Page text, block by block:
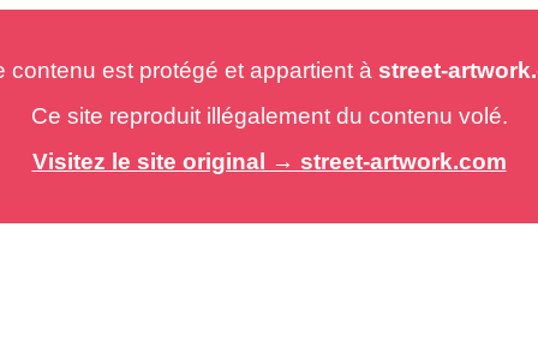
est protégé et appartient à street-
Ce site reproduit illégalement du contenu volé.
Visitez le site original → street-artwork.com